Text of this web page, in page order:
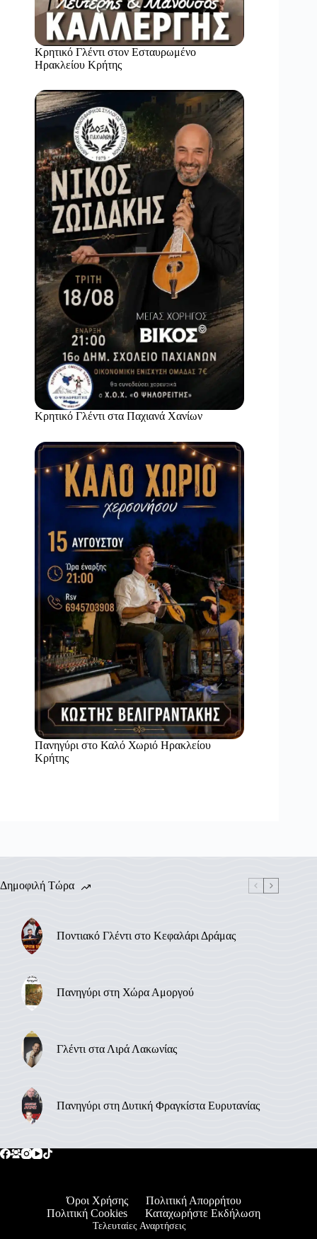
Κρητικό Γλέντι στον Εσταυρωμένο
Ηρακλείου Κρήτης
Κρητικό Γλέντι στα Παχιανά Χανίων
Πανηγύρι στο Καλό Χωριό Ηρακλείου
Κρήτης
Δημοφιλή Τώρα
Ποντιακό Γλέντι στο Κεφαλάρι Δράμας
Πανηγύρι στη Χώρα Αμοργού
Γλέντι στα Λιρά Λακωνίας
Πανηγύρι στη Δυτική Φραγκίστα Ευρυτανίας
Όροι Χρήσης
Πολιτική Απορρήτου
Πολιτική Cookies
Καταχωρήστε Εκδήλωση
Τελευταίες Αναρτήσεις